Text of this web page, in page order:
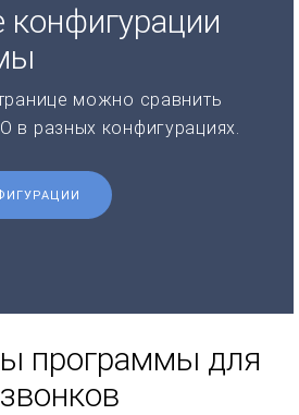
конфигурации
можно сравнить
в разных конфигурациях.
программы для